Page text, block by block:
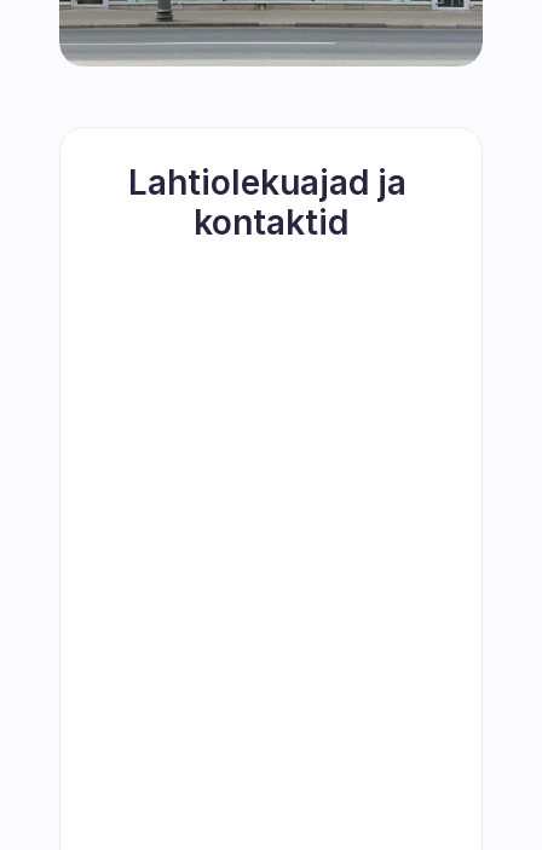
Lahtiolekuajad ja
kontaktid